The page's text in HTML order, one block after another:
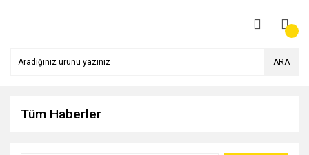
ARA
Tüm Haberler